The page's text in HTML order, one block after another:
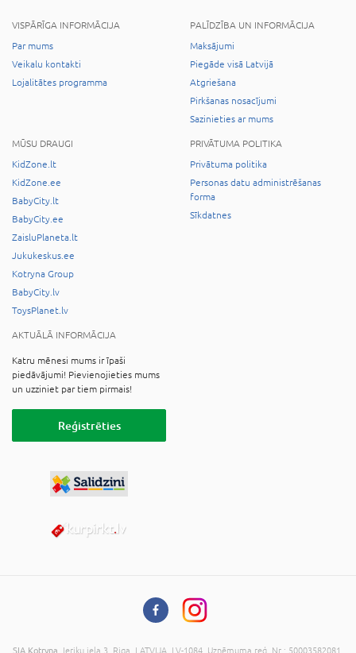
VISPĀRĪGA INFORMĀCIJA
Par mums
Veikalu kontakti
Lojalitātes programma
PALĪDZĪBA UN INFORMĀCIJA
Maksājumi
Piegāde visā Latvijā
Atgriešana
Pirkšanas nosacījumi
Sazinieties ar mums
MŪSU DRAUGI
KidZone.lt
KidZone.ee
BabyCity.lt
BabyCity.ee
ZaisluPlaneta.lt
Jukukeskus.ee
Kotryna Group
BabyCity.lv
ToysPlanet.lv
PRIVĀTUMA POLITIKA
Privātuma politika
Personas datu administrēšanas
forma
Sīkdatnes
AKTUĀLĀ INFORMĀCIJA
Katru mēnesi mums ir īpaši
piedāvājumi! Pievienojieties mums
un uzziniet par tiem pirmais!
Reģistrēties
SIA Kotryna , Ieriķu iela 3, Riga, LATVIJA, LV-1084, Uzņēmuma reģ. Nr.: 50003582081,